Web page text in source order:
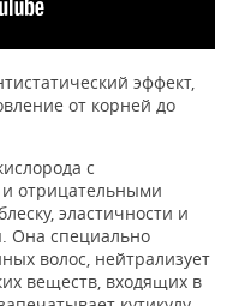
эффект,
от корней до
с
отрицательными
эластичности и
Она специально
волос, нейтрализует
веществ, входящих в